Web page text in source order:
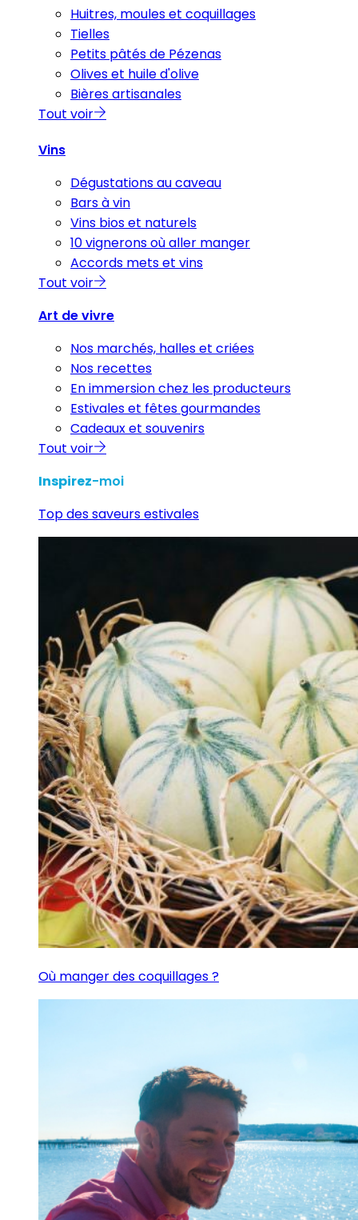
Huitres, moules et coquillages
Tielles
Petits pâtés de Pézenas
Olives et huile d'olive
Bières artisanales
Tout voir
Vins
Dégustations au caveau
Bars à vin
Vins bios et naturels
10 vignerons où aller manger
Accords mets et vins
Tout voir
Art de vivre
Nos marchés, halles et criées
Nos recettes
En immersion chez les producteurs
Estivales et fêtes gourmandes
Cadeaux et souvenirs
Tout voir
Inspirez-moi
Top des saveurs estivales
Où manger des coquillages ?